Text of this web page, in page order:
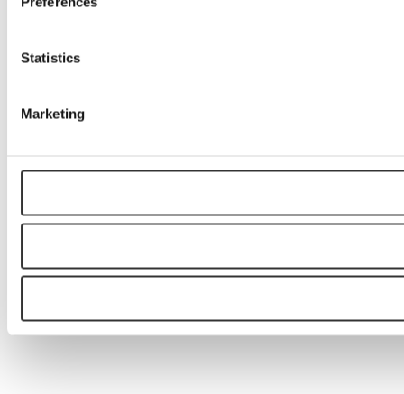
Statistics
Marketing